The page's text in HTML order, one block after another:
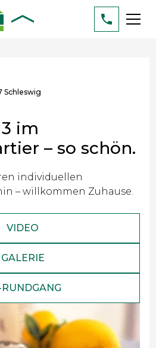
Schleswig
im
– so schön.
individuellen
– willkommen Zuhause.
VIDEO
GALERIE